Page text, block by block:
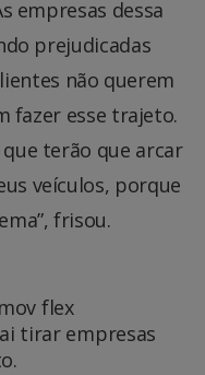
empresas dessa
prejudicadas
não querem
fazer esse trajeto.
terão que arcar
veículos, porque
frisou.
tirar empresas